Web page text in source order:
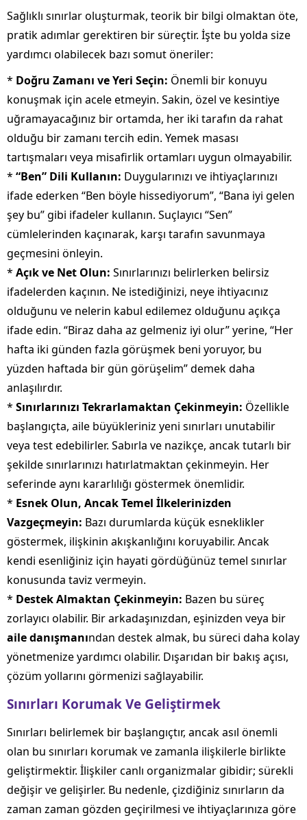
Sağlıklı sınırlar oluşturmak, teorik bir bilgi olmaktan öte,
pratik adımlar gerektiren bir süreçtir. İşte bu yolda size
yardımcı olabilecek bazı somut öneriler:
* Doğru Zamanı ve Yeri Seçin: Önemli bir konuyu
konuşmak için acele etmeyin. Sakin, özel ve kesintiye
uğramayacağınız bir ortamda, her iki tarafın da rahat
olduğu bir zamanı tercih edin. Yemek masası
tartışmaları veya misafirlik ortamları uygun olmayabilir.
* “Ben” Dili Kullanın: Duygularınızı ve ihtiyaçlarınızı
ifade ederken “Ben böyle hissediyorum”, “Bana iyi gelen
şey bu” gibi ifadeler kullanın. Suçlayıcı “Sen”
cümlelerinden kaçınarak, karşı tarafın savunmaya
geçmesini önleyin.
* Açık ve Net Olun: Sınırlarınızı belirlerken belirsiz
ifadelerden kaçının. Ne istediğinizi, neye ihtiyacınız
olduğunu ve nelerin kabul edilemez olduğunu açıkça
ifade edin. “Biraz daha az gelmeniz iyi olur” yerine, “Her
hafta iki günden fazla görüşmek beni yoruyor, bu
yüzden haftada bir gün görüşelim” demek daha
anlaşılırdır.
* Sınırlarınızı Tekrarlamaktan Çekinmeyin: Özellikle
başlangıçta, aile büyükleriniz yeni sınırları unutabilir
veya test edebilirler. Sabırla ve nazikçe, ancak tutarlı bir
şekilde sınırlarınızı hatırlatmaktan çekinmeyin. Her
seferinde aynı kararlılığı göstermek önemlidir.
* Esnek Olun, Ancak Temel İlkelerinizden
Vazgeçmeyin: Bazı durumlarda küçük esneklikler
göstermek, ilişkinin akışkanlığını koruyabilir. Ancak
kendi esenliğiniz için hayati gördüğünüz temel sınırlar
konusunda taviz vermeyin.
* Destek Almaktan Çekinmeyin: Bazen bu süreç
zorlayıcı olabilir. Bir arkadaşınızdan, eşinizden veya bir
aile danışmanından destek almak, bu süreci daha kolay
yönetmenize yardımcı olabilir. Dışarıdan bir bakış açısı,
çözüm yollarını görmenizi sağlayabilir.
Sınırları Korumak Ve Geliştirmek
Sınırları belirlemek bir başlangıçtır, ancak asıl önemli
olan bu sınırları korumak ve zamanla ilişkilerle birlikte
geliştirmektir. İlişkiler canlı organizmalar gibidir; sürekli
değişir ve gelişirler. Bu nedenle, çizdiğiniz sınırların da
zaman zaman gözden geçirilmesi ve ihtiyaçlarınıza göre